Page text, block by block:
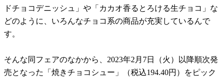
ドチョコデニッシュ」や「カカオ香るとろける生チョコ」な
どのように、いろんなチョコ系の商品が充実しているんで
す。
そんな同フェアのなかから、2023年2月7日（火）以降順次発
売となった「焼きチョコシュー」（税込194.40円）をピック